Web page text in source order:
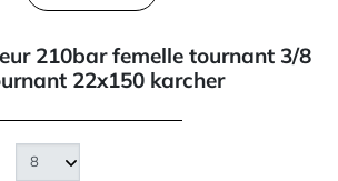
210bar femelle tournant 3/8
22x150 karcher